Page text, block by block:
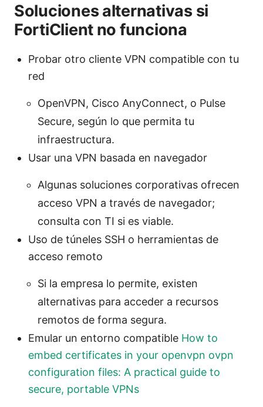
Soluciones alternativas si
FortiClient no funciona
Probar otro cliente VPN compatible con tu
red
OpenVPN, Cisco AnyConnect, o Pulse
Secure, según lo que permita tu
infraestructura.
Usar una VPN basada en navegador
Algunas soluciones corporativas ofrecen
acceso VPN a través de navegador;
consulta con TI si es viable.
Uso de túneles SSH o herramientas de
acceso remoto
Si la empresa lo permite, existen
alternativas para acceder a recursos
remotos de forma segura.
Emular un entorno compatible How to
embed certificates in your openvpn ovpn
configuration files: A practical guide to
secure, portable VPNs